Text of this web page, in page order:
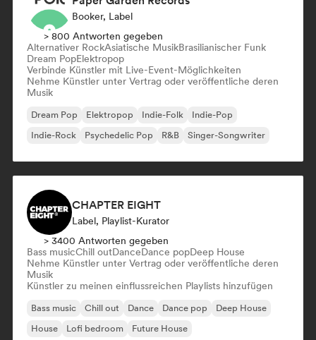
Booker, Label
> 800 Antworten gegeben
Alternativer RockAsiatische MusikBrasilianischer Funk
Dream PopElektropop
Verbinde Künstler mit Live-Event-Möglichkeiten
Nehme Künstler unter Vertrag oder veröffentliche deren
Musik
Dream Pop Elektropop Indie-Folk
Indie-Pop
Indie-Rock
Psychedelic Pop R&B Singer-Songwriter
CHAPTER EIGHT
Label, Playlist-Kurator
> 3400 Antworten gegeben
Bass musicChill outDanceDance popDeep House
Nehme Künstler unter Vertrag oder veröffentliche deren
Musik
Künstler zu meinen einflussreichen Playlists hinzufügen
Bass music Chill out Dance Dance pop
Deep House
House
Lofi bedroom Future House